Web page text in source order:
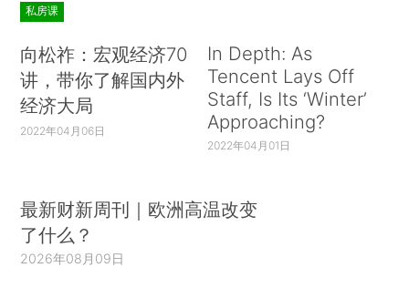
私房课
向松祚：宏观经济70
讲，带你了解国内外
经济大局
2022年04月06日
In Depth: As
Tencent Lays Off
Staff, Is Its ‘Winter’
Approaching?
2022年04月01日
最新财新周刊｜欧洲高温改变
了什么？
2026年08月09日